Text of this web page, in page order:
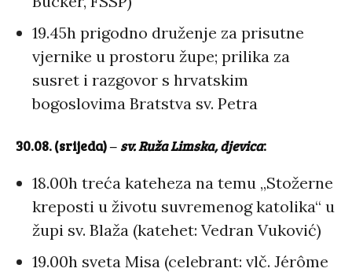
19.45h prigodno druženje za prisutne
vjernike u prostoru župe; prilika za
susret i razgovor s hrvatskim
bogoslovima Bratstva sv. Petra
30.08. (srijeda)‒ sv. Ruža Limska, djevica:
18.00h treća kateheza na temu „Stožerne
kreposti u životu suvremenog katolika“ u
župi sv. Blaža (katehet: Vedran Vuković)
19.00h sveta Misa (celebrant: vlč. Jérôme